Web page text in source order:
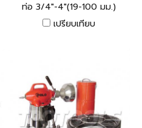
ท่อ 3/4"-4"(19-100 มม.)
พร้อมชุดสายเคเบิ้ล A-30
RIDGID
เปรียบเทียบ